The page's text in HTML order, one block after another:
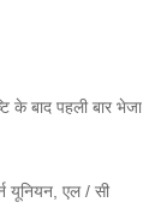
के बाद पहली बार भेजा
यूनियन, एल / सी